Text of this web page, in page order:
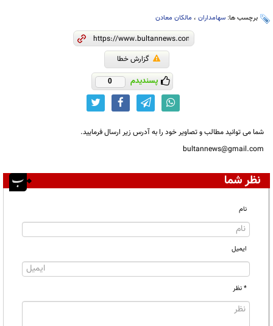
برچسب ها: سهامداران ، مالکان معادن
گزارش خطا
پسندیدم 0
شما می توانید مطالب و تصاویر خود را به آدرس زیر ارسال فرمایید.
bultannews@gmail.com
نظر شما
نام
ایمیل
* نظر